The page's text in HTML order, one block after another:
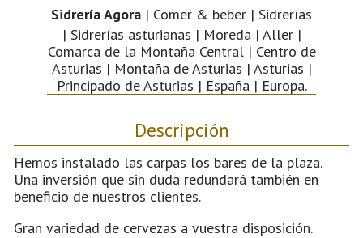
Sidrería Agora | Comer & beber | Sidrerías
| Sidrerías asturianas | Moreda | Aller |
Comarca de la Montaña Central | Centro de
Asturias | Montaña de Asturias | Asturias |
Principado de Asturias | España | Europa.
Descripción
Hemos instalado las carpas los bares de la plaza.
Una inversión que sin duda redundará también en
beneficio de nuestros clientes.
Gran variedad de cervezas a vuestra disposición.